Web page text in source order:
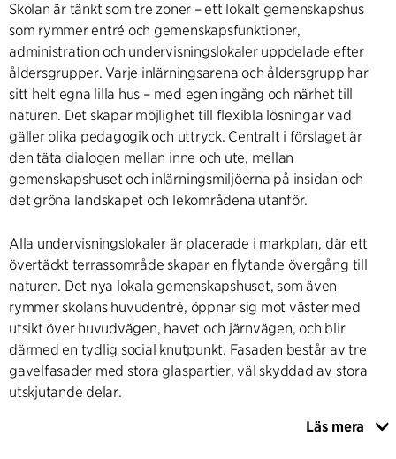
Skolan är tänkt som tre zoner – ett lokalt gemenskapshus
som rymmer entré och gemenskapsfunktioner,
administration och undervisningslokaler uppdelade efter
åldersgrupper. Varje inlärningsarena och åldersgrupp har
sitt helt egna lilla hus – med egen ingång och närhet till
naturen. Det skapar möjlighet till flexibla lösningar vad
gäller olika pedagogik och uttryck. Centralt i förslaget är
den täta dialogen mellan inne och ute, mellan
gemenskapshuset och inlärningsmiljöerna på insidan och
det gröna landskapet och lekområdena utanför.
Alla undervisningslokaler är placerade i markplan, där ett
övertäckt terrassområde skapar en flytande övergång till
naturen. Det nya lokala gemenskapshuset, som även
rymmer skolans huvudentré, öppnar sig mot väster med
utsikt över huvudvägen, havet och järnvägen, och blir
därmed en tydlig social knutpunkt. Fasaden består av tre
gavelfasader med stora glaspartier, väl skyddad av stora
utskjutande delar.
Landskapets buktande form med havet, klitterna, å, berg
Läs mera